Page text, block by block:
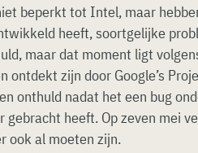
beperkt tot Intel, maar
heeft, soortgelijke
maar dat moment ligt
ontdekt zijn door Google’s
onthuld nadat het een bug
heeft. Op zeven mei
ook al moeten zijn.